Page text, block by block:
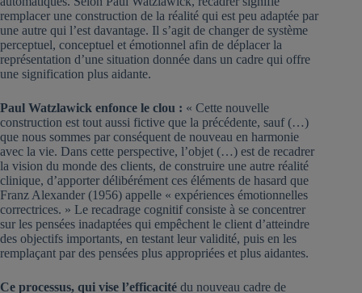
remplacer une construction de la réalité qui est peu adaptée par
une autre qui l’est davantage. Il s’agit de changer de système
perceptuel, conceptuel et émotionnel afin de déplacer la
représentation d’une situation donnée dans un cadre qui offre
une signification plus aidante.
Paul Watzlawick enfonce le clou : « Cette nouvelle
construction est tout aussi fictive que la précédente, sauf (…)
que nous sommes par conséquent de nouveau en harmonie
avec la vie. Dans cette perspective, l’objet (…) est de recadrer
la vision du monde des clients, de construire une autre réalité
clinique, d’apporter délibérément ces éléments de hasard que
Franz Alexander (1956) appelle « expériences émotionnelles
correctrices. » Le recadrage cognitif consiste à se concentrer
sur les pensées inadaptées qui empêchent le client d’atteindre
des objectifs importants, en testant leur validité, puis en les
remplaçant par des pensées plus appropriées et plus aidantes.
Ce processus, qui vise l’efficacité du nouveau cadre de